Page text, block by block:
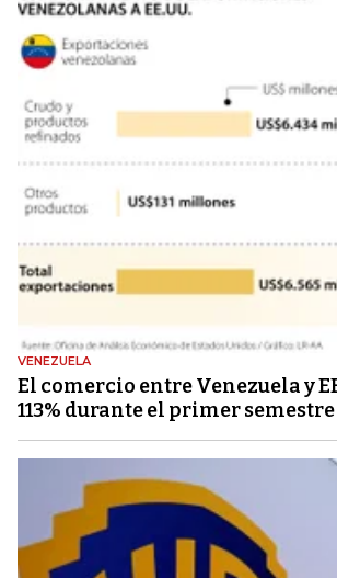
VENEZUELA
El comercio entre Venezuela y
113% durante el primer semestre